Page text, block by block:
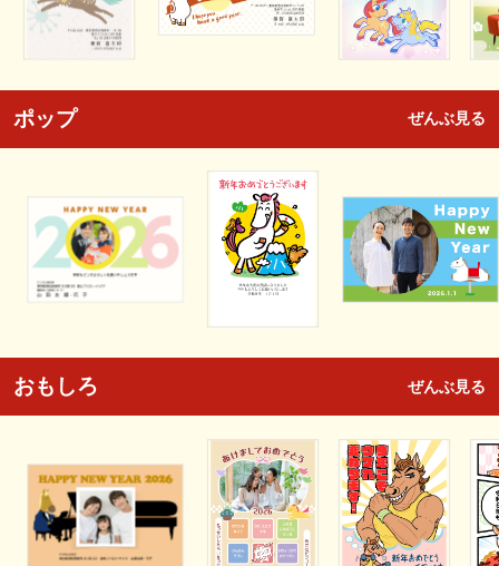
ポップ ぜんぶ見る
おもしろ ぜんぶ見る